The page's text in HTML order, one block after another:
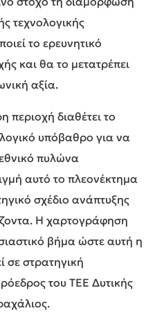
τεχνολογικής
το ερευνητικό
και θα το μετατρέπει
αξία.
περιοχή διαθέτει το
υπόβαθρο για να
πυλώνα
αυτό το πλεονέκτημα
σχέδιο ανάπτυξης
Η χαρτογράφηση
βήμα ώστε αυτή η
σε στρατηγική
του ΤΕΕ Δυτικής